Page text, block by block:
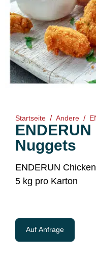
Startseite / Andere /
Nuggets
ENDERUN
5 kg pro Karton
Auf Anfrage